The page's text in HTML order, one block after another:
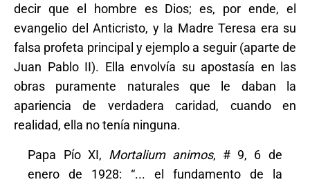
decir que el hombre es Dios; es, por ende, el
evangelio del Anticristo, y la Madre Teresa era su
falsa profeta principal y ejemplo a seguir (aparte de
Juan Pablo II). Ella envolvía su apostasía en las
obras puramente naturales que le daban la
apariencia de verdadera caridad, cuando en
realidad, ella no tenía ninguna.
Papa Pío XI, Mortalium animos, # 9, 6 de
enero de 1928: “... el fundamento de la